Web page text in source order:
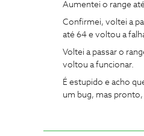
Aumentei o range
Confirmei, voltei a
até 64 e voltou a
Voltei a passar o
voltou a funcionar.
É estupido e acho
um bug, mas